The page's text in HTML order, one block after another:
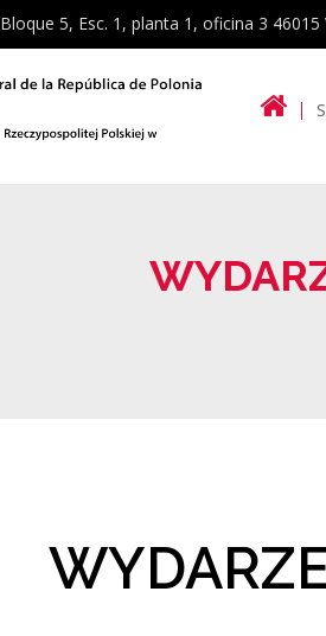
5, Esc. 1, planta 1, oficina 3 46015